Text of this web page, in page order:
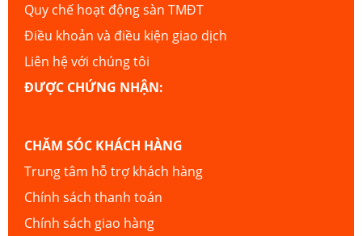
Quy chế hoạt động sàn TMĐT
Điều khoản và điều kiện giao dịch
Liên hệ với chúng tôi
ĐƯỢC CHỨNG NHẬN:
CHĂM SÓC KHÁCH HÀNG
Trung tâm hỗ trợ khách hàng
Chính sách thanh toán
Chính sách giao hàng